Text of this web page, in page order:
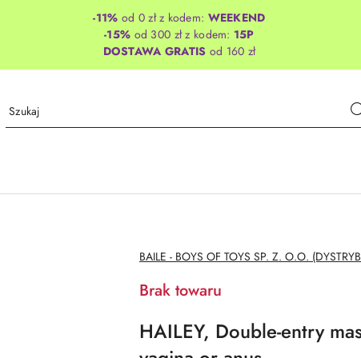
-11% od 0 zł z kodem: WEEKEND
-15% od 300 zł z kodem: 15P
DOSTAWA GRATIS od 160 zł
NAZWA
PRODUCENTA:
BAILE - BOYS OF TOYS SP. Z. O.O.
Brak towaru
HAILEY, Double-entry